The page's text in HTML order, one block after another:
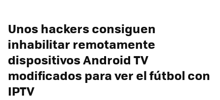
Unos hackers consiguen
inhabilitar remotamente
dispositivos Android TV
modificados para ver el fútbol con
IPTV